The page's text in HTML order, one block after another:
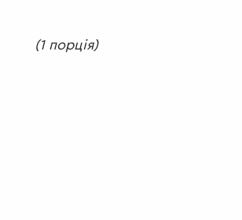
(1 порція)